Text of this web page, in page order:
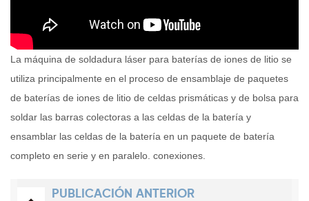
La máquina de soldadura láser para baterías de iones de litio se
utiliza principalmente en el proceso de ensamblaje de paquetes
de baterías de iones de litio de celdas prismáticas y de bolsa para
soldar las barras colectoras a las celdas de la batería y
ensamblar las celdas de la batería en un paquete de batería
completo en serie y en paralelo. conexiones.
PUBLICACIÓN ANTERIOR